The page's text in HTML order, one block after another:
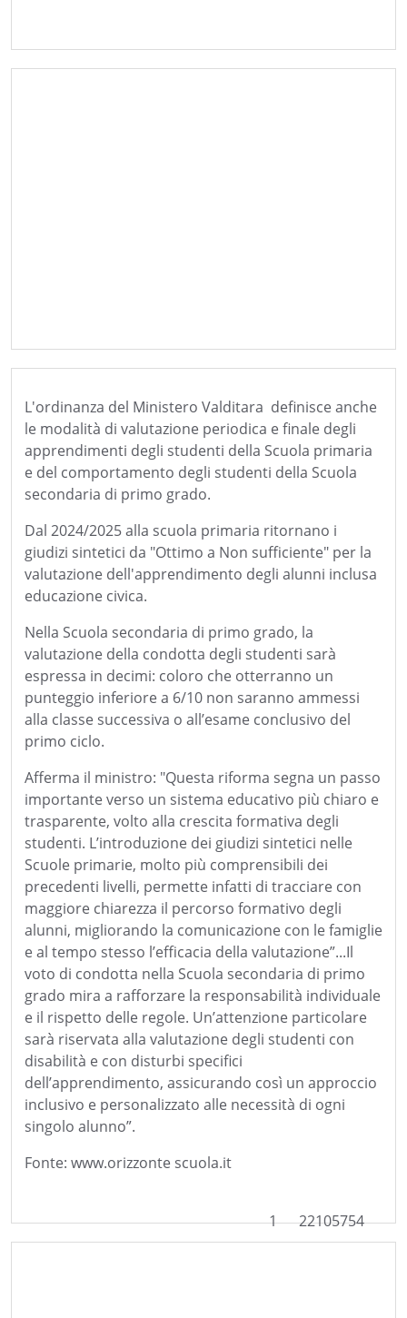
L'ordinanza del Ministero Valditara definisce anche
le modalità di valutazione periodica e finale degli
apprendimenti degli studenti della Scuola primaria
e del comportamento degli studenti della Scuola
secondaria di primo grado.
Dal 2024/2025 alla scuola primaria ritornano i
giudizi sintetici da "Ottimo a Non sufficiente" per la
valutazione dell'apprendimento degli alunni inclusa
educazione civica.
Nella Scuola secondaria di primo grado, la
valutazione della condotta degli studenti sarà
espressa in decimi: coloro che otterranno un
punteggio inferiore a 6/10 non saranno ammessi
alla classe successiva o all’esame conclusivo del
primo ciclo.
Afferma il ministro: "Questa riforma segna un passo
importante verso un sistema educativo più chiaro e
trasparente, volto alla crescita formativa degli
studenti. L’introduzione dei giudizi sintetici nelle
Scuole primarie, molto più comprensibili dei
precedenti livelli, permette infatti di tracciare con
maggiore chiarezza il percorso formativo degli
alunni, migliorando la comunicazione con le famiglie
e al tempo stesso l’efficacia della valutazione”...Il
voto di condotta nella Scuola secondaria di primo
grado mira a rafforzare la responsabilità individuale
e il rispetto delle regole. Un’attenzione particolare
sarà riservata alla valutazione degli studenti con
disabilità e con disturbi specifici
dell’apprendimento, assicurando così un approccio
inclusivo e personalizzato alle necessità di ogni
singolo alunno”.
Fonte: www.orizzonte scuola.it
22105754
1